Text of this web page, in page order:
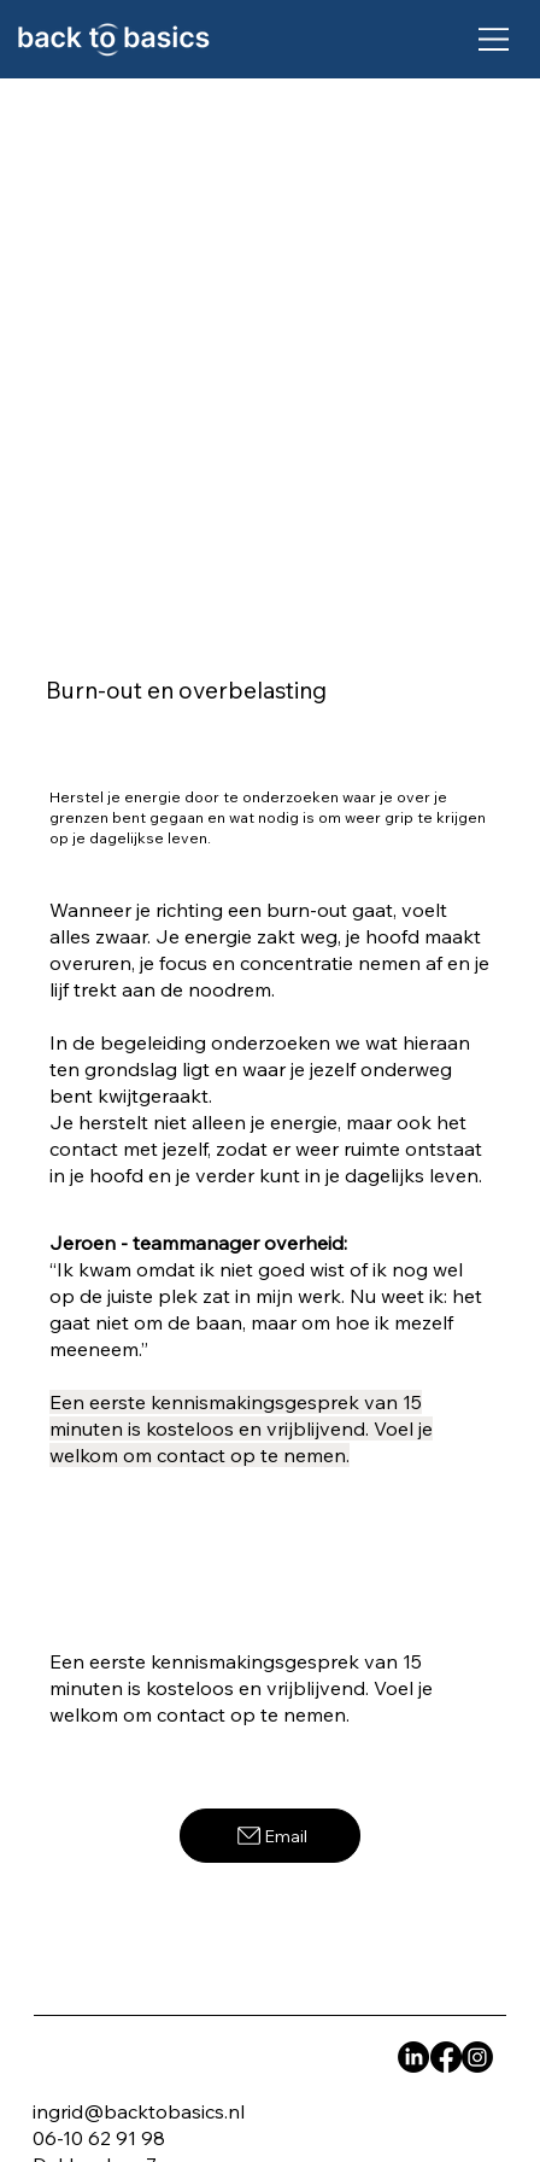
Burn-out en overbelasting
Herstel je energie door te onderzoeken waar je over je
grenzen bent gegaan en wat nodig is om weer grip te krijgen
op je dagelijkse leven.
Wanneer je richting een burn-out gaat, voelt
alles zwaar. Je energie zakt weg, je hoofd maakt
overuren, je focus en concentratie nemen af en je
lijf trekt aan de noodrem.
In de begeleiding onderzoeken we wat hieraan
ten grondslag ligt en waar je jezelf onderweg
bent kwijtgeraakt.
Je herstelt niet alleen je energie, maar ook het
contact met jezelf, zodat er weer ruimte ontstaat
in je hoofd en je verder kunt in je dagelijks leven.
Jeroen - teammanager overheid:
“Ik kwam omdat ik niet goed wist of ik nog wel
op de juiste plek zat in mijn werk. Nu weet ik: het
gaat niet om de baan, maar om hoe ik mezelf
meeneem.”
Een eerste kennismakingsgesprek van 15
minuten is kosteloos en vrijblijvend. Voel je
welkom om contact op te nemen.
Een eerste kennismakingsgesprek van 15
minuten is kosteloos en vrijblijvend. Voel je
welkom om contact op te nemen.
Email
ingrid@backtobasics.nl
06-10 62 91 98